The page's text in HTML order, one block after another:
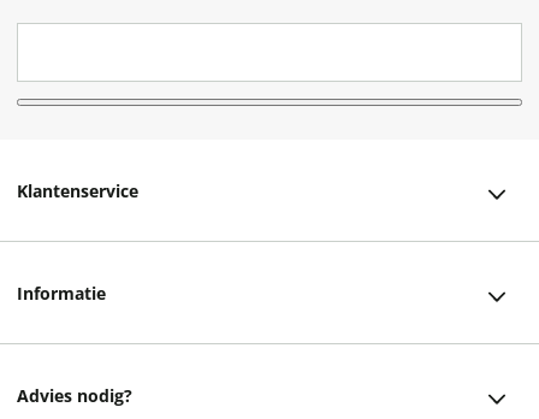
Klantenservice
Informatie
Advies nodig?